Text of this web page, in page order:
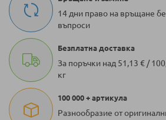
14 дни право на връщане
въпроси
Безплатна доставка
За поръчки над 51,13 € /
кг
100 000 + артикула
Разнообразие от